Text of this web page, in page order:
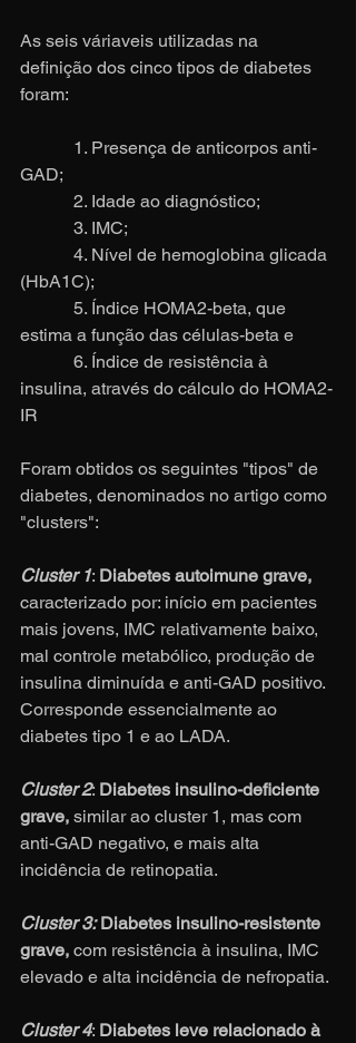
As seis váriaveis utilizadas na
definição dos cinco tipos de diabetes
foram:
GAD;
            2. Idade ao diagnóstico;
            3. IMC;
(HbA1C);
estima a função das células-beta e
insulina, através do cálculo do HOMA2-
IR
Foram obtidos os seguintes "tipos" de
diabetes, denominados no artigo como
"clusters":
Cluster 1: Diabetes autoimune grave,
caracterizado por: início em pacientes
mais jovens, IMC relativamente baixo,
mal controle metabólico, produção de
insulina diminuída e anti-GAD positivo.
Corresponde essencialmente ao
diabetes tipo 1 e ao LADA.
Cluster 2: Diabetes insulino-deficiente
grave, similar ao cluster 1, mas com
anti-GAD negativo, e mais alta
incidência de retinopatia.
Cluster 3: Diabetes insulino-resistente
grave, com resistência à insulina, IMC
elevado e alta incidência de nefropatia.
Cluster 4: Diabetes leve relacionado à